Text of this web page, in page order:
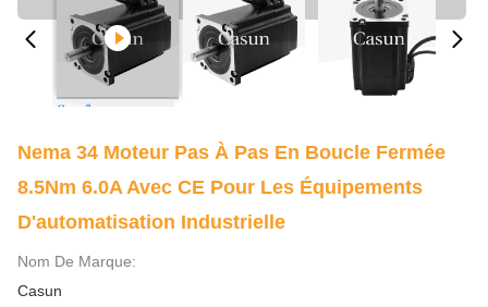
Nema 34 Moteur Pas À Pas En Boucle Fermée
8.5Nm 6.0A Avec CE Pour Les Équipements
D'automatisation Industrielle
Nom De Marque:
Casun